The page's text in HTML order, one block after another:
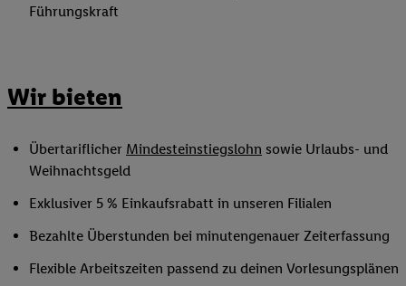
Führungskraft
Wir bieten
Übertariflicher Mindesteinstiegslohn sowie Urlaubs- und
Weihnachtsgeld
Exklusiver 5 % Einkaufsrabatt in unseren Filialen
Bezahlte Überstunden bei minutengenauer Zeiterfassung
Flexible Arbeitszeiten passend zu deinen Vorlesungsplänen